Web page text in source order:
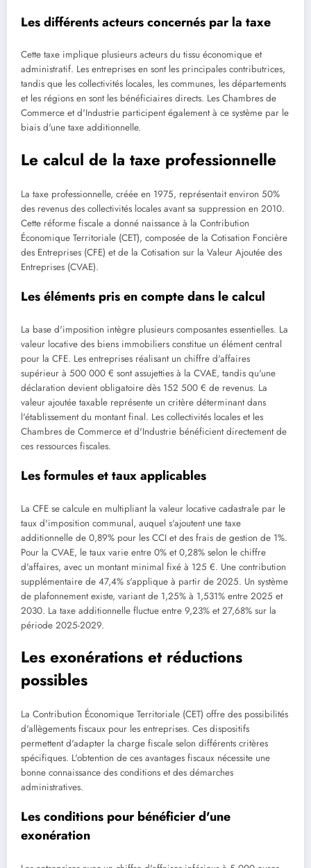
Les différents acteurs concernés par la taxe
Cette taxe implique plusieurs acteurs du tissu économique et
administratif. Les entreprises en sont les principales contributrices,
tandis que les collectivités locales, les communes, les départements
et les régions en sont les bénéficiaires directs. Les Chambres de
Commerce et d'Industrie participent également à ce système par le
biais d'une taxe additionnelle.
Le calcul de la taxe professionnelle
La taxe professionnelle, créée en 1975, représentait environ 50%
des revenus des collectivités locales avant sa suppression en 2010.
Cette réforme fiscale a donné naissance à la Contribution
Économique Territoriale (CET), composée de la Cotisation Foncière
des Entreprises (CFE) et de la Cotisation sur la Valeur Ajoutée des
Entreprises (CVAE).
Les éléments pris en compte dans le calcul
La base d'imposition intègre plusieurs composantes essentielles. La
valeur locative des biens immobiliers constitue un élément central
pour la CFE. Les entreprises réalisant un chiffre d'affaires
supérieur à 500 000 € sont assujetties à la CVAE, tandis qu'une
déclaration devient obligatoire dès 152 500 € de revenus. La
valeur ajoutée taxable représente un critère déterminant dans
l'établissement du montant final. Les collectivités locales et les
Chambres de Commerce et d'Industrie bénéficient directement de
ces ressources fiscales.
Les formules et taux applicables
La CFE se calcule en multipliant la valeur locative cadastrale par le
taux d'imposition communal, auquel s'ajoutent une taxe
additionnelle de 0,89% pour les CCI et des frais de gestion de 1%.
Pour la CVAE, le taux varie entre 0% et 0,28% selon le chiffre
d'affaires, avec un montant minimal fixé à 125 €. Une contribution
supplémentaire de 47,4% s'applique à partir de 2025. Un système
de plafonnement existe, variant de 1,25% à 1,531% entre 2025 et
2030. La taxe additionnelle fluctue entre 9,23% et 27,68% sur la
période 2025-2029.
Les exonérations et réductions
possibles
La Contribution Économique Territoriale (CET) offre des possibilités
d'allègements fiscaux pour les entreprises. Ces dispositifs
permettent d'adapter la charge fiscale selon différents critères
spécifiques. L'obtention de ces avantages fiscaux nécessite une
bonne connaissance des conditions et des démarches
administratives.
Les conditions pour bénéficier d'une
exonération